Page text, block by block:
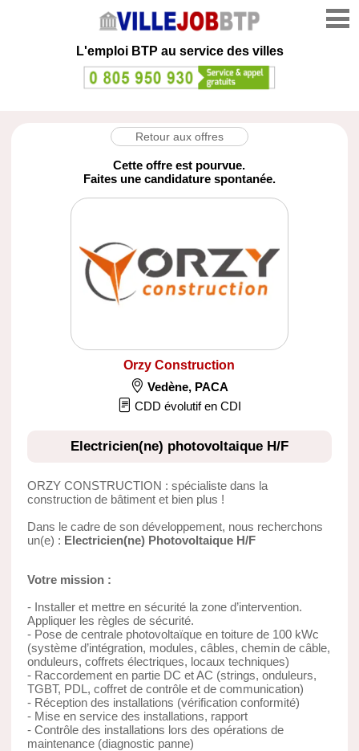
L'emploi BTP au service des villes
Retour aux offres
Cette offre est pourvue.
Faites une candidature spontanée.
Orzy Construction
Vedène, PACA
CDD évolutif en CDI
Electricien(ne) photovoltaique H/F
ORZY CONSTRUCTION : spécialiste dans la
construction de bâtiment et bien plus !
Dans le cadre de son développement, nous recherchons
un(e) : Electricien(ne) Photovoltaique H/F
Votre mission :
- Installer et mettre en sécurité la zone d’intervention.
Appliquer les règles de sécurité.
- Pose de centrale photovoltaïque en toiture de 100 kWc
(système d’intégration, modules, câbles, chemin de câble,
onduleurs, coffrets électriques, locaux techniques)
- Raccordement en partie DC et AC (strings, onduleurs,
TGBT, PDL, coffret de contrôle et de communication)
- Réception des installations (vérification conformité)
- Mise en service des installations, rapport
- Contrôle des installations lors des opérations de
maintenance (diagnostic panne)